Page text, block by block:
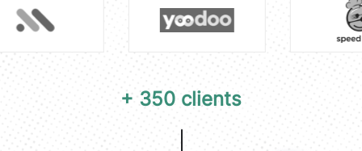
tout comme leur compréhension de nos objectifs. Ils ont
également su enrichir notre projet initial par de
nombreuses propositions ajoutant de la valeur.
19 Avril 2026
+ 350 clients